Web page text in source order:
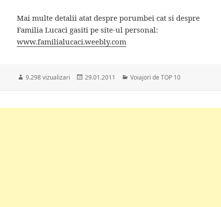
Mai multe detalii atat despre porumbei cat si despre
Familia Lucaci gasiti pe site-ul personal:
www.familialucaci.weebly.com
9.298 vizualizari
Publicat
29.01.2011 Categorii
Voiajori de TOP 10